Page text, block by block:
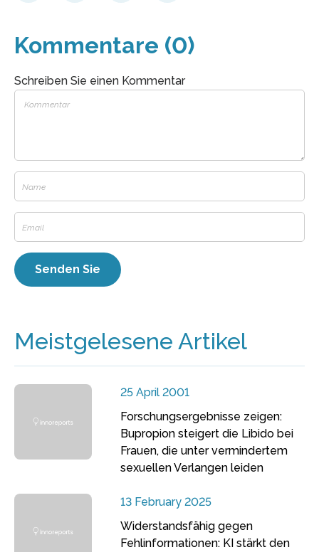
Kommentare (0)
Schreiben Sie einen Kommentar
Meistgelesene Artikel
25 April 2001
Forschungsergebnisse zeigen:
Bupropion steigert die Libido bei
Frauen, die unter vermindertem
sexuellen Verlangen leiden
13 February 2025
Widerstandsfähig gegen
Fehlinformationen: KI stärkt den